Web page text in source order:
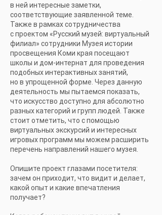
в ней интересные заметки,
соответствующие заявленной теме.
Также в рамках сотрудничества
с проектом «Русский музей: виртуальный
филиал» сотрудники Музея истории
просвещения Коми края посещают
школы и дом-интернат для проведения
подобных интерактивных занятий,
но в упрощенной форме. Через данную
деятельность мы пытаемся показать,
что искусство доступно для абсолютно
разных категорий и групп людей. Также
стоит отметить, что с помощью
виртуальных экскурсий и интересных
игровых программ мы можем расширить
перечень направлений нашего музея.
Опишите проект глазами посетителя:
зачем он приходит, что видит и делает,
какой опыт и какие впечатления
получает?